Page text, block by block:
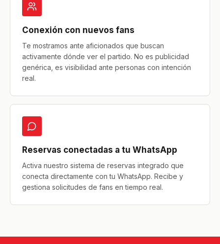
Conexión con nuevos fans
Te mostramos ante aficionados que buscan
activamente dónde ver el partido. No es publicidad
genérica, es visibilidad ante personas con intención
real.
Reservas conectadas a tu WhatsApp
Activa nuestro sistema de reservas integrado que
conecta directamente con tu WhatsApp. Recibe y
gestiona solicitudes de fans en tiempo real.